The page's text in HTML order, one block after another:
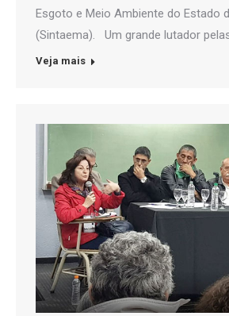
Esgoto e Meio Ambiente do Estado
(Sintaema). Um grande lutador
Veja mais